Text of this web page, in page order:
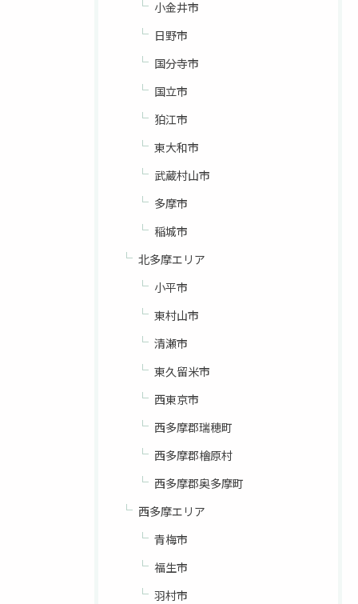
小金井市
日野市
国分寺市
国立市
狛江市
東大和市
武蔵村山市
多摩市
稲城市
北多摩エリア
小平市
東村山市
清瀬市
東久留米市
西東京市
西多摩郡瑞穂町
西多摩郡檜原村
西多摩郡奥多摩町
西多摩エリア
青梅市
福生市
羽村市